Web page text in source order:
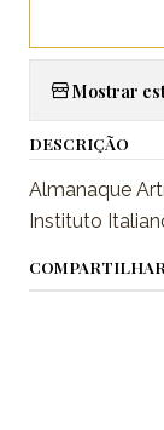
Mostrar
DESCRIÇÃO
Almanaque
Instituto